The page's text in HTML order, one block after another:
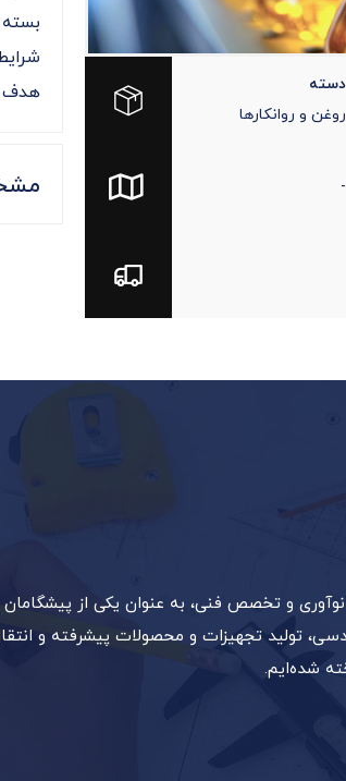
دسته
روغن و روانکارها
-
هدف
و تخصص فنی، به عنوان یکی از پیشگامان
تولید تجهیزات و محصولات پیشرفته و
شده‌ایم.